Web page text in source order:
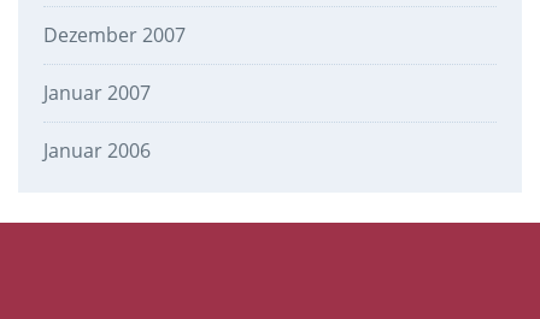
Dezember 2007
Januar 2007
Januar 2006